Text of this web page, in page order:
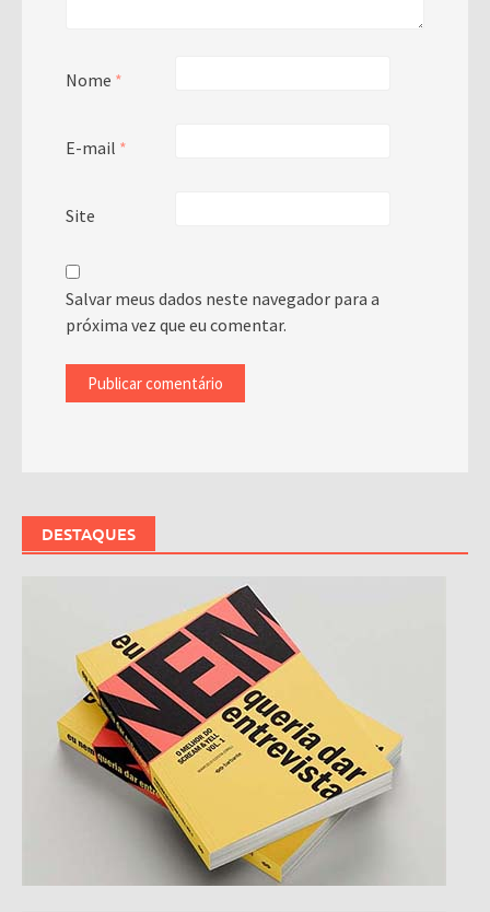
Nome *
E-mail *
Site
Salvar meus dados neste navegador para a
próxima vez que eu comentar.
DESTAQUES